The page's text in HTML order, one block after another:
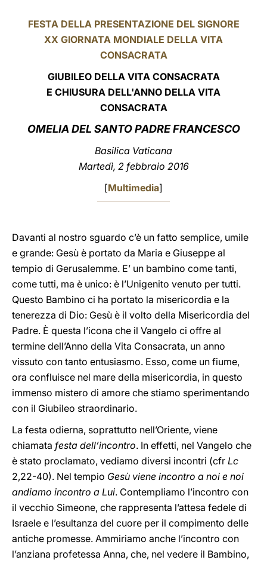
中文
LATINE
FESTA DELLA PRESENTAZIONE DEL SIGNORE
XX GIORNATA MONDIALE DELLA VITA
CONSACRATA
GIUBILEO DELLA VITA CONSACRATA
E CHIUSURA DELL'ANNO DELLA VITA
CONSACRATA
OMELIA DEL SANTO PADRE FRANCESCO
Basilica Vaticana
Martedì, 2 febbraio 2016
[Multimedia]
Davanti al nostro sguardo c’è un fatto semplice, umile
e grande: Gesù è portato da Maria e Giuseppe al
tempio di Gerusalemme. E’ un bambino come tanti,
come tutti, ma è unico: è l’Unigenito venuto per tutti.
Questo Bambino ci ha portato la misericordia e la
tenerezza di Dio: Gesù è il volto della Misericordia del
Padre. È questa l’icona che il Vangelo ci offre al
termine dell’Anno della Vita Consacrata, un anno
vissuto con tanto entusiasmo. Esso, come un fiume,
ora confluisce nel mare della misericordia, in questo
immenso mistero di amore che stiamo sperimentando
con il Giubileo straordinario.
La festa odierna, soprattutto nell’Oriente, viene
chiamata festa dell’incontro. In effetti, nel Vangelo che
è stato proclamato, vediamo diversi incontri (cfr Lc
2,22-40). Nel tempio Gesù viene incontro a noi e noi
andiamo incontro a Lui. Contempliamo l’incontro con
il vecchio Simeone, che rappresenta l’attesa fedele di
Israele e l’esultanza del cuore per il compimento delle
antiche promesse. Ammiriamo anche l’incontro con
l’anziana profetessa Anna, che, nel vedere il Bambino,